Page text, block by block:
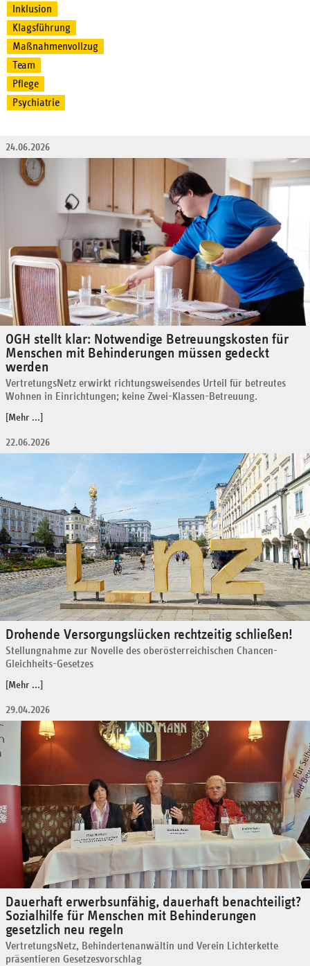
Inklusion
Klagsführung
Maßnahmenvollzug
Team
Pflege
Psychiatrie
24.06.2026
OGH stellt klar: Notwendige Betreuungskosten für
Menschen mit Behinderungen müssen gedeckt
werden
VertretungsNetz erwirkt richtungsweisendes Urteil für betreutes
Wohnen in Einrichtungen; keine Zwei-Klassen-Betreuung.
[Mehr ...]
22.06.2026
Drohende Versorgungslücken rechtzeitig schließen!
Stellungnahme zur Novelle des oberösterreichischen Chancen-
Gleichheits-Gesetzes
[Mehr ...]
29.04.2026
Dauerhaft erwerbsunfähig, dauerhaft benachteiligt?
Sozialhilfe für Menschen mit Behinderungen
gesetzlich neu regeln
VertretungsNetz, Behindertenanwältin und Verein Lichterkette
präsentieren Gesetzesvorschlag